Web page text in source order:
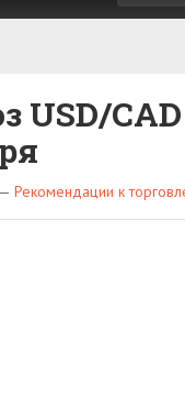
USD/
— Рекомендации к